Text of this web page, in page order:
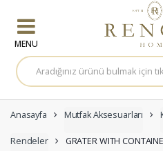
A
r
a
a
:
Anasayfa Mutfak Aksesuarları
Rendeler GRATER WITH